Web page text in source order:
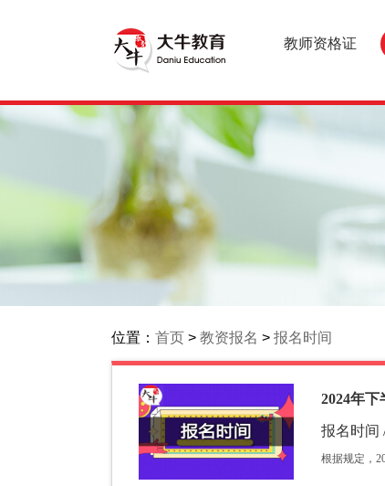
教师资格证
位置： 首页 > 教资报名 > 报名时间
2024年
报名时间
根据规定，